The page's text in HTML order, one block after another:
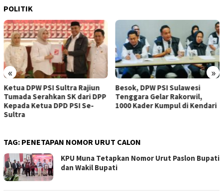
POLITIK
« »
Ketua DPW PSI Sultra Rajiun
Tumada Serahkan SK dari DPP
Kepada Ketua DPD PSI Se-
Sultra
Besok, DPW PSI Sulawesi
Tenggara Gelar Rakorwil,
1000 Kader Kumpul di Kendari
TAG: PENETAPAN NOMOR URUT CALON
KPU Muna Tetapkan Nomor Urut Paslon Bupati
dan Wakil Bupati